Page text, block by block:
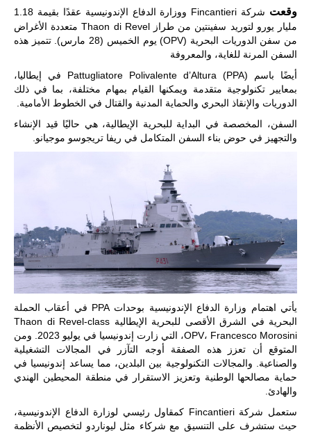
ليبيا | إنطلاق
تدريبات
2026 الدولية
بمشاركة
جيوش وقادة
في خطوة
تُوصف بأنها
اختبار عملي
جديد لإمكانية
تقريب
المؤسستين
العسكريتين في
شرق البلاد
وغربها، وسط
حضور دولي
تقوده الولايات
المتحدة وشراكة
مباشرة مع
أطراف ليبية
منقسمة منذ…
وقعت
شركة Fincantieri ووزارة الدفاع الإندونيسية عقدًا بقيمة 1.18
مليار يورو لتوريد سفينتين من طراز Thaon di Revel متعددة الأغراض
من سفن الدوريات البحرية (OPV) يوم الخميس (28 مارس). تتميز هذه
السفن المرنة للغاية، والمعروفة
أيضًا باسم Pattugliatore Polivalente d’Altura (PPA) في إيطاليا،
بمعايير تكنولوجية متقدمة ويمكنها القيام بمهام مختلفة، بما في ذلك
الدوريات والإنقاذ البحري والحماية المدنية والقتال في الخطوط الأمامية.
السفن، المخصصة في البداية للبحرية الإيطالية، هي حاليًا قيد الإنشاء
والتجهيز في حوض بناء السفن المتكامل في ريفا تريجوسو موجيانو.
يأتي اهتمام وزارة الدفاع الإندونيسية بوحدات PPA في أعقاب الحملة
البحرية في الشرق الأقصى للبحرية الإيطالية Thaon di Revel-class
OPV، Francesco Morosini، التي زارت إندونيسيا في يوليو 2023. ومن
المتوقع أن تعزز هذه الصفقة أوجه التآزر في المجالات التشغيلية
والصناعية. والمجالات التكنولوجية بين البلدين، مما يساعد إندونيسيا في
حماية مصالحها الوطنية وتعزيز الاستقرار في منطقة المحيطين الهندي
والهادئ.
ستعمل شركة Fincantieri كمقاول رئيسي لوزارة الدفاع الإندونيسية،
حيث ستشرف على التنسيق مع شركاء مثل ليوناردو لتخصيص الأنظمة